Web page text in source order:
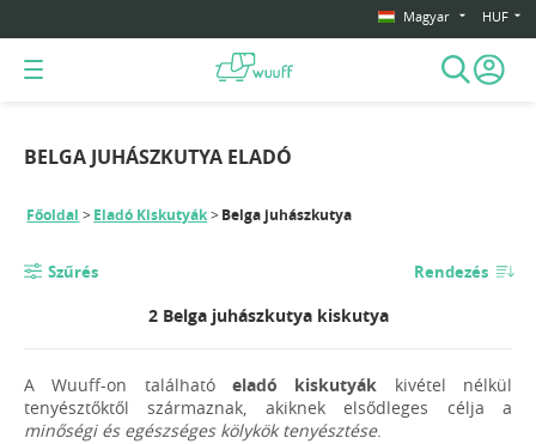
Magyar HUF
BELGA JUHÁSZKUTYA ELADÓ
Főoldal Eladó Kiskutyák Belga juhászkutya
Szűrés Rendezés
2 Belga juhászkutya kiskutya
A Wuuff-on található eladó kiskutyák kivétel nélkül
tenyésztőktől származnak, akiknek elsődleges célja a
minőségi és egészséges kölykök tenyésztése.